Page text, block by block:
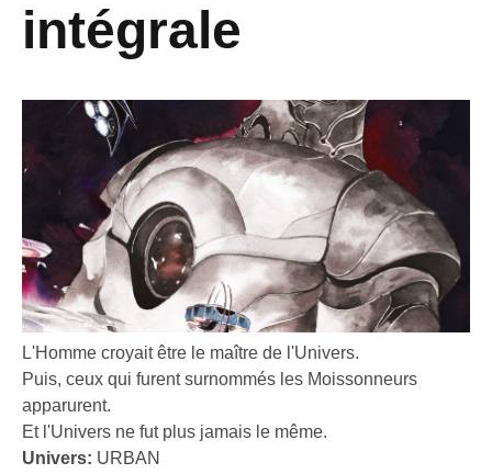
intégrale
L'Homme croyait être le maître de l'Univers.
Puis, ceux qui furent surnommés les Moissonneurs
apparurent.
Et l'Univers ne fut plus jamais le même.
Univers: URBAN